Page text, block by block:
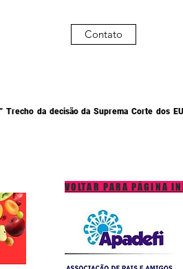
da decisão da Suprema Corte dos
Contato
VOLTAR PARA PÁGINA